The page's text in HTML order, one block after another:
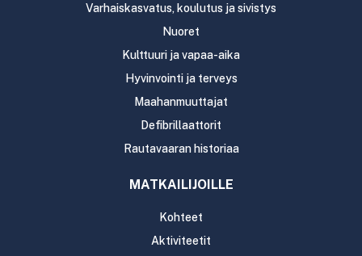
Varhaiskasvatus, koulutus ja sivistys
Nuoret
Kulttuuri ja vapaa-aika
Hyvinvointi ja terveys
Maahanmuuttajat
Defibrillaattorit
Rautavaaran historiaa
MATKAILIJOILLE
Kohteet
Aktiviteetit